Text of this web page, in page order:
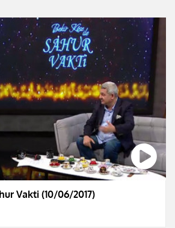
Vakti (10/06/2017)